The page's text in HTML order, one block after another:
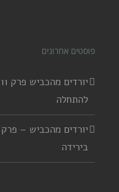
פוסטים אחרונים
להתחלה
בירידה